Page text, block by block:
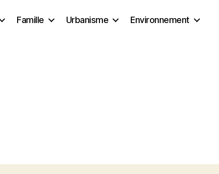
Famille Urbanisme Environnement